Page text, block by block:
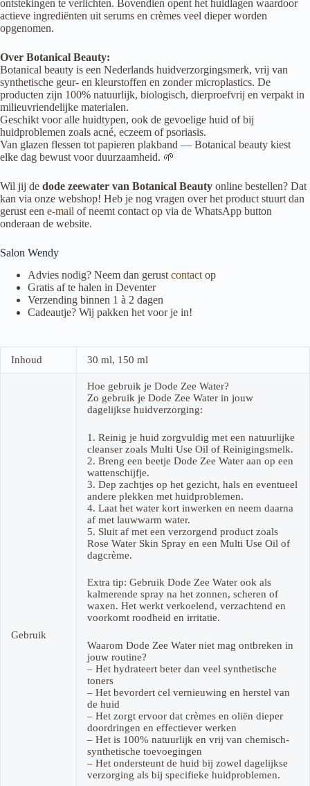
ontstekingen te verlichten. Bovendien opent het huidlagen waardoor
actieve ingrediënten uit serums en crèmes veel dieper worden
opgenomen.
Over Botanical Beauty:
Botanical beauty is een Nederlands huidverzorgingsmerk, vrij van
synthetische geur- en kleurstoffen en zonder microplastics. De
producten zijn 100% natuurlijk, biologisch, dierproefvrij en verpakt in
milieuvriendelijke materialen.
Geschikt voor alle huidtypen, ook de gevoelige huid of bij
huidproblemen zoals acné, eczeem of psoriasis.
Van glazen flessen tot papieren plakband — Botanical beauty kiest
elke dag bewust voor duurzaamheid. 🌱
Wil jij de dode zeewater van Botanical Beauty online bestellen? Dat
kan via onze webshop! Heb je nog vragen over het product stuurt dan
gerust een e-mail of neemt contact op via de WhatsApp button
onderaan de website.
Salon Wendy
Advies nodig? Neem dan gerustcontactop
Gratis af te halen in Deventer
Verzending binnen 1 à 2 dagen
Cadeautje? Wij pakken het voor je in!
Inhoud 30 ml, 150 ml
Gebruik
Hoe gebruik je Dode Zee Water?
Zo gebruik je Dode Zee Water in jouw
dagelijkse huidverzorging:
1. Reinig je huid zorgvuldig met een natuurlijke
cleanser zoals Multi Use Oil of Reinigingsmelk.
2. Breng een beetje Dode Zee Water aan op een
wattenschijfje.
3. Dep zachtjes op het gezicht, hals en eventueel
andere plekken met huidproblemen.
4. Laat het water kort inwerken en neem daarna
af met lauwwarm water.
5. Sluit af met een verzorgend product zoals
Rose Water Skin Spray en een Multi Use Oil of
dagcrème.
Extra tip: Gebruik Dode Zee Water ook als
kalmerende spray na het zonnen, scheren of
waxen. Het werkt verkoelend, verzachtend en
voorkomt roodheid en irritatie.
Waarom Dode Zee Water niet mag ontbreken in
jouw routine?
– Het hydrateert beter dan veel synthetische
toners
– Het bevordert cel vernieuwing en herstel van
de huid
– Het zorgt ervoor dat crèmes en oliën dieper
doordringen en effectiever werken
– Het is 100% natuurlijk en vrij van chemisch-
synthetische toevoegingen
– Het ondersteunt de huid bij zowel dagelijkse
verzorging als bij specifieke huidproblemen.